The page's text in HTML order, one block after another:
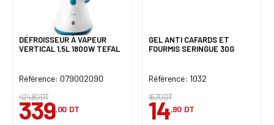
DÉFROISSEUR À VAPEUR
VERTICAL 1,5L 1800W TEFAL
Référence: 079002090
424,80 DT
339,00 DT
GEL ANTI CAFARDS ET
FOURMIS SERINGUE 30G
Référence: 1032
16,70 DT
14,90 DT